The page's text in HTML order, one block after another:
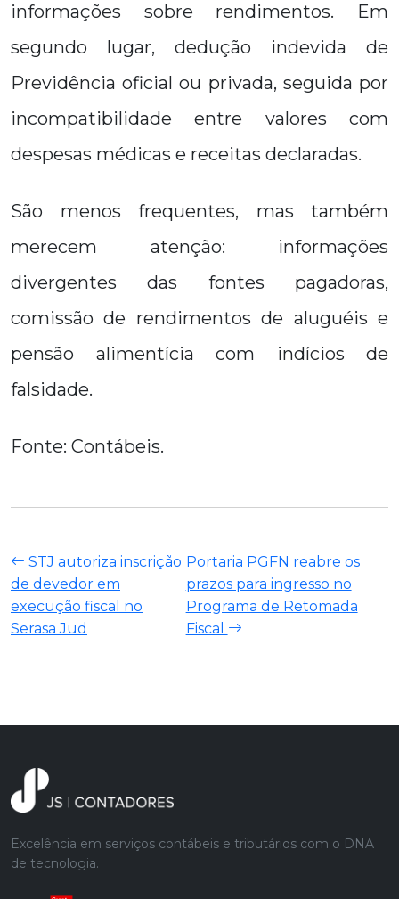
informações sobre rendimentos. Em
segundo lugar, dedução indevida de
Previdência oficial ou privada, seguida por
incompatibilidade entre valores com
despesas médicas e receitas declaradas.
São menos frequentes, mas também
merecem atenção: informações
divergentes das fontes pagadoras,
comissão de rendimentos de aluguéis e
pensão alimentícia com indícios de
falsidade.
Fonte: Contábeis.
STJ autoriza inscrição
de devedor em
execução fiscal no
Serasa Jud
Portaria PGFN reabre os
prazos para ingresso no
Programa de Retomada
Fiscal
Excelência em serviços contábeis e tributários com o DNA
de tecnologia.